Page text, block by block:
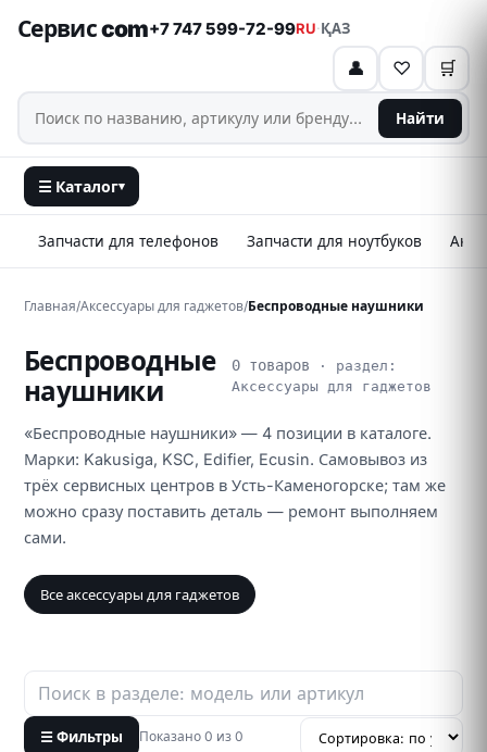
Сервис com
Найти
+7 747 599-72-99RU·ҚАЗ
👤 ♡ 🛒
☰ Каталог▾
Запчасти для телефонов Запчасти для ноутбуков
Главная/Аксессуары для гаджетов/Беспроводные наушники
Беспроводные
наушники
0 товаров · раздел:
Аксессуары для гаджетов
«Беспроводные наушники» — 4 позиции в каталоге.
Марки: Kakusiga, KSC, Edifier, Ecusin. Самовывоз из
трёх сервисных центров в Усть-Каменогорске; там же
можно сразу поставить деталь — ремонт выполняем
сами.
Все аксессуары для гаджетов
☰ Фильтры Показано 0 из 0